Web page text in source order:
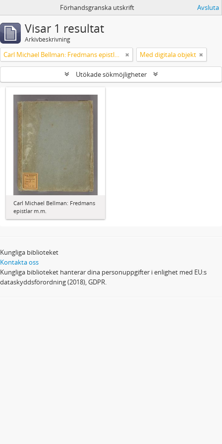
Förhandsgranska utskrift Avsluta
Visar 1 resultat
Arkivbeskrivning
Carl Michael Bellman: Fredmans epistlar m.m. Med digitala objekt
Utökade sökmöjligheter
Carl Michael Bellman: Fredmans
epistlar m.m.
Kungliga biblioteket
Kontakta oss
Kungliga biblioteket hanterar dina personuppgifter i enlighet med EU:s
dataskyddsförordning (2018), GDPR.